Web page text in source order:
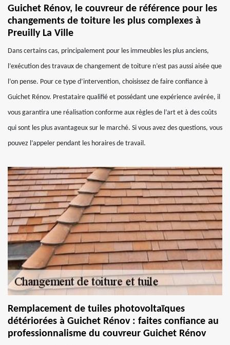
Guichet Rénov, le couvreur de référence pour les
changements de toiture les plus complexes à
Preuilly La Ville
Dans certains cas, principalement pour les immeubles les plus anciens,
l’exécution des travaux de changement de toiture n’est pas aussi aisée que
l’on pense. Pour ce type d’intervention, choisissez de faire confiance à
Guichet Rénov. Prestataire qualifié et possédant une expérience avérée, il
vous garantira une réalisation conforme aux règles de l’art et à des coûts
qui sont les plus avantageux sur le marché. Si vous avez des questions, vous
pouvez l’appeler pendant les horaires de travail.
Remplacement de tuiles photovoltaïques
détériorées à Guichet Rénov : faites confiance au
professionnalisme du couvreur Guichet Rénov